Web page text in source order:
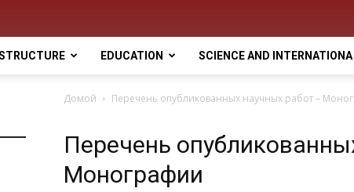
EDUCATION SCIENCE AND
Домой Перечень опубликованных научных работ –
Перечень
Монографии